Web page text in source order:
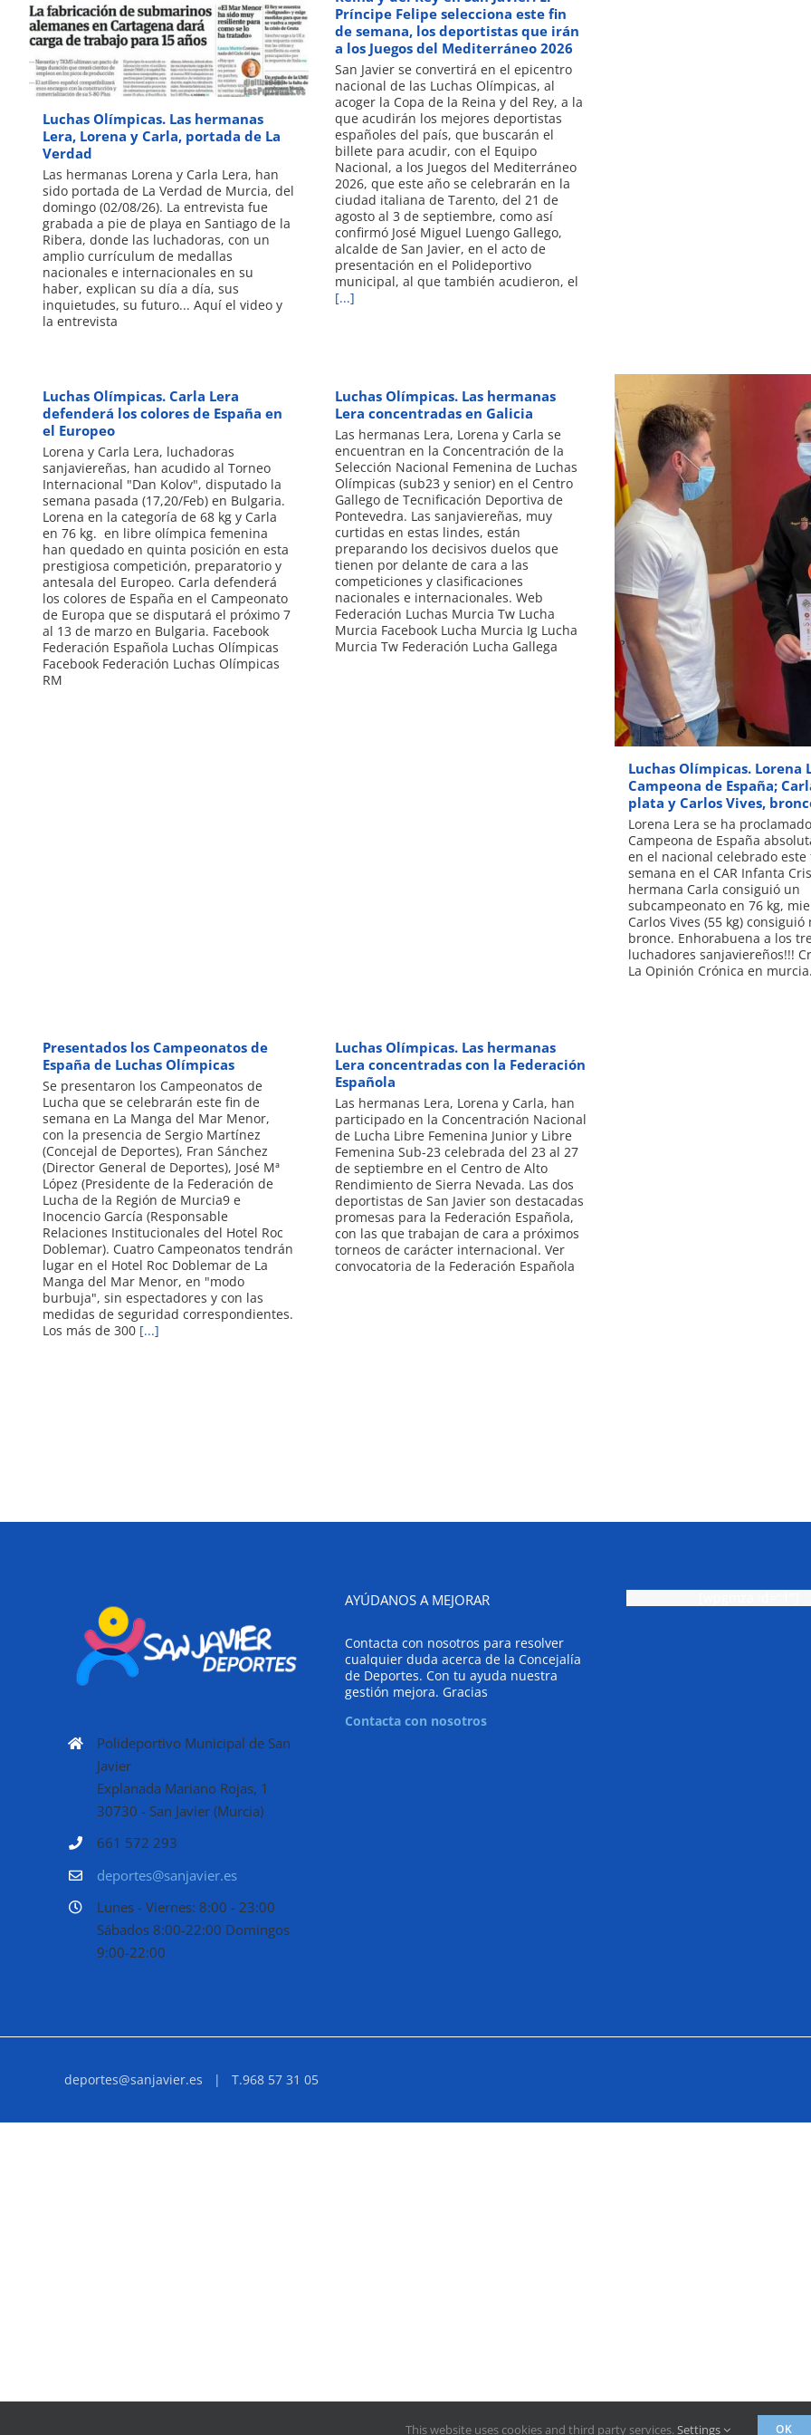
Luchas Olímpicas. Las hermanas
Lera, Lorena y Carla, portada de La
Verdad
Las hermanas Lorena y Carla Lera, han
sido portada de La Verdad de Murcia, del
domingo (02/08/26). La entrevista fue
grabada a pie de playa en Santiago de la
Ribera, donde las luchadoras, con un
amplio currículum de medallas
nacionales e internacionales en su
haber, explican su día a día, sus
inquietudes, su futuro... Aquí el video y
la entrevista
Príncipe Felipe selecciona este fin
de semana, los deportistas que irán
a los Juegos del Mediterráneo 2026
San Javier se convertirá en el epicentro
nacional de las Luchas Olímpicas, al
acoger la Copa de la Reina y del Rey, a la
que acudirán los mejores deportistas
españoles del país, que buscarán el
billete para acudir, con el Equipo
Nacional, a los Juegos del Mediterráneo
2026, que este año se celebrarán en la
ciudad italiana de Tarento, del 21 de
agosto al 3 de septiembre, como así
confirmó José Miguel Luengo Gallego,
alcalde de San Javier, en el acto de
presentación en el Polideportivo
municipal, al que también acudieron, el
[...]
Luchas Olímpicas. Carla Lera
defenderá los colores de España en
el Europeo
Lorena y Carla Lera, luchadoras
sanjaviereñas, han acudido al Torneo
Internacional "Dan Kolov", disputado la
semana pasada (17,20/Feb) en Bulgaria.
Lorena en la categoría de 68 kg y Carla
en 76 kg. en libre olímpica femenina
han quedado en quinta posición en esta
prestigiosa competición, preparatorio y
antesala del Europeo. Carla defenderá
los colores de España en el Campeonato
de Europa que se disputará el próximo 7
al 13 de marzo en Bulgaria. Facebook
Federación Española Luchas Olímpicas
Facebook Federación Luchas Olímpicas
RM
Luchas Olímpicas. Las hermanas
Lera concentradas en Galicia
Las hermanas Lera, Lorena y Carla se
encuentran en la Concentración de la
Selección Nacional Femenina de Luchas
Olímpicas (sub23 y senior) en el Centro
Gallego de Tecnificación Deportiva de
Pontevedra. Las sanjaviereñas, muy
curtidas en estas lindes, están
preparando los decisivos duelos que
tienen por delante de cara a las
competiciones y clasificaciones
nacionales e internacionales. Web
Federación Luchas Murcia Tw Lucha
Murcia Facebook Lucha Murcia Ig Lucha
Murcia Tw Federación Lucha Gallega
Luchas Olímpicas. Lorena
Campeona de España;
plata y Carlos Vives,
Lorena Lera se ha proclamado
Campeona de España
en el nacional celebrado este
semana en el CAR Infanta
hermana Carla consiguió un
subcampeonato en 76 kg,
Carlos Vives (55 kg)
bronce. Enhorabuena a los
luchadores sanjaviereños!!!
La Opinión Crónica en
Presentados los Campeonatos de
España de Luchas Olímpicas
Se presentaron los Campeonatos de
Lucha que se celebrarán este fin de
semana en La Manga del Mar Menor,
con la presencia de Sergio Martínez
(Concejal de Deportes), Fran Sánchez
(Director General de Deportes), José Mª
López (Presidente de la Federación de
Lucha de la Región de Murcia9 e
Inocencio García (Responsable
Relaciones Institucionales del Hotel Roc
Doblemar). Cuatro Campeonatos tendrán
lugar en el Hotel Roc Doblemar de La
Manga del Mar Menor, en "modo
burbuja", sin espectadores y con las
medidas de seguridad correspondientes.
Los más de 300 [...]
Luchas Olímpicas. Las hermanas
Lera concentradas con la Federación
Española
Las hermanas Lera, Lorena y Carla, han
participado en la Concentración Nacional
de Lucha Libre Femenina Junior y Libre
Femenina Sub-23 celebrada del 23 al 27
de septiembre en el Centro de Alto
Rendimiento de Sierra Nevada. Las dos
deportistas de San Javier son destacadas
promesas para la Federación Española,
con las que trabajan de cara a próximos
torneos de carácter internacional. Ver
convocatoria de la Federación Española
Polideportivo Municipal de San
Javier
Explanada Mariano Rojas, 1
30730 - San Javier (Murcia)
661 572 293
deportes@sanjavier.es
Lunes - Viernes: 8:00 - 23:00
Sábados 8:00-22:00 Domingos
9:00-22:00
AYÚDANOS A MEJORAR
Contacta con nosotros para resolver
cualquier duda acerca de la Concejalía
de Deportes. Con tu ayuda nuestra
gestión mejora. Gracias
Contacta con nosotros
deportes@sanjavier.es | T.968 57 31 05
This website uses cookies and third party services.Settings OK